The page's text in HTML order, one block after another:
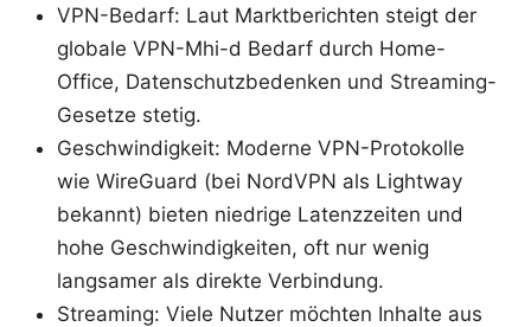
VPN-Bedarf: Laut Marktberichten steigt der
globale VPN-Mhi-d Bedarf durch Home-
Office, Datenschutzbedenken und Streaming-
Gesetze stetig.
Geschwindigkeit: Moderne VPN-Protokolle
wie WireGuard (bei NordVPN als Lightway
bekannt) bieten niedrige Latenzzeiten und
hohe Geschwindigkeiten, oft nur wenig
langsamer als direkte Verbindung.
Streaming: Viele Nutzer möchten Inhalte aus